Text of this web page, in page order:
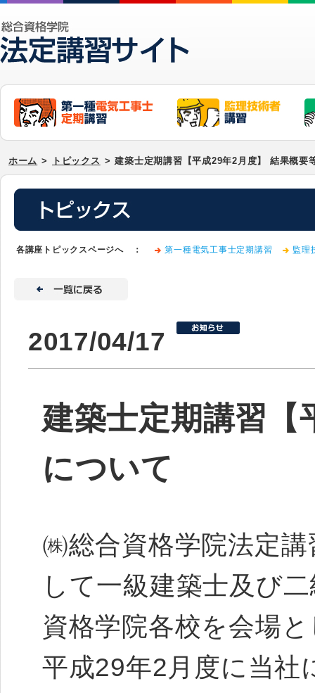
ホーム > トピックス > 建築士定期講習【平成29年2月度】 結果概要
各講座トピックスページへ ： 第一種電気工事士定期講習 監理
2017/04/17
建築士定期講習【
について
㈱総合資格学院法定
して一級建築士及び
資格学院各校を会場
平成29年2月度に当社